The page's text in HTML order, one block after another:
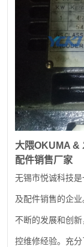
大隈OKUMA &
配件销售厂家
无锡市悦诚科技
及配件销售的企
不断的发展和创
控维修经验。充